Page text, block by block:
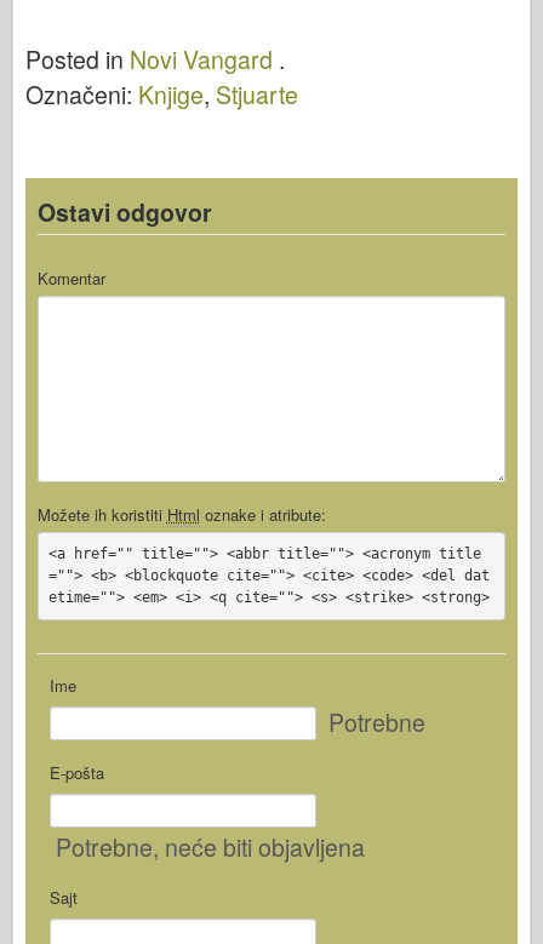
s 1941–45 –
NEW
VANGUARD
06
Posted in Novi Vangard .
Označeni: Knjige, Stjuarte
Ostavi odgovor
Komentar
Možete ih koristiti Html oznake i atribute:
<a href="" title=""> <abbr title=""> <acronym title
=""> <b> <blockquote cite=""> <cite> <code> <del dat
etime=""> <em> <i> <q cite=""> <s> <strike> <strong>
Ime
Potrebne
E-pošta
Potrebne, neće biti objavljena
Sajt